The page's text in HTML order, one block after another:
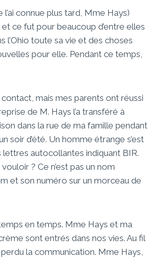
connue plus tard, Mme Hays)
ce fut pour beaucoup d’entre elles
l’Ohio toute sa vie et des choses
pour elle. Pendant ce temps,
mais mes parents ont réussi
de M. Hays l’a transféré à
dans la rue de ma famille pendant
soir d’été. Un homme étrange s’est
autocollantes indiquant BIR.
? Ce n’est pas un nom
et son numéro sur un morceau de
en temps. Mme Hays et ma
sont entrés dans nos vies. Au fil
la communication. Mme Hays,